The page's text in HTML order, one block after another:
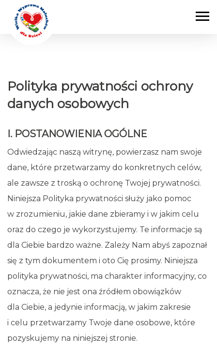
Main Navigation
Polityka prywatności ochrony
danych osobowych
I. POSTANOWIENIA OGÓLNE
Odwiedzając naszą witrynę, powierzasz nam swoje
dane, które przetwarzamy do konkretnych celów,
ale zawsze z troską o ochronę Twojej prywatności.
Niniejsza Polityka prywatności służy jako pomoc
w zrozumieniu, jakie dane zbieramy i w jakim celu
oraz do czego je wykorzystujemy. Te informacje są
dla Ciebie bardzo ważne. Zależy Nam abyś zapoznał
się z tym dokumentem i oto Cię prosimy. Niniejsza
polityka prywatności, ma charakter informacyjny, co
oznacza, że nie jest ona źródłem obowiązków
dla Ciebie, a jedynie informacją, w jakim zakresie
i celu przetwarzamy Twoje dane osobowe, które
pozyskujemy na niniejszej stronie.